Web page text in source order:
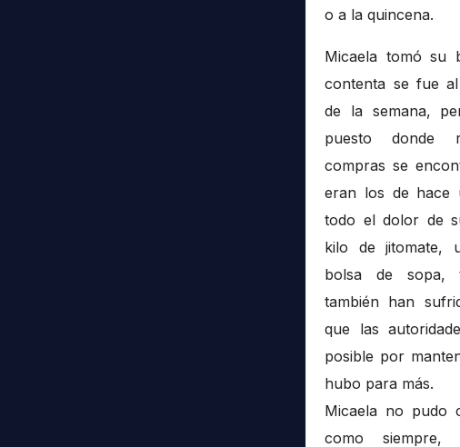
o a la quincena.
Micaela tomó su
contenta se fue
de la semana,
puesto donde
compras se
eran los de hace
todo el dolor de
kilo de jitomate,
bolsa de sopa,
también han
que las
posible por
hubo para más.
Micaela no pudo
como